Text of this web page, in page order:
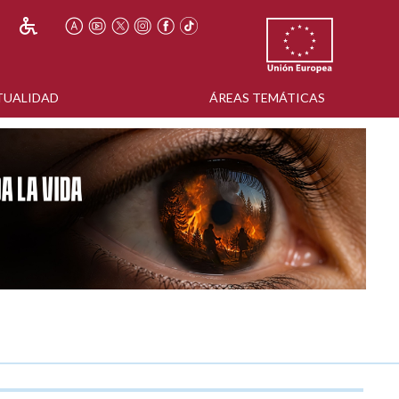
ÁREAS TEMÁTICAS